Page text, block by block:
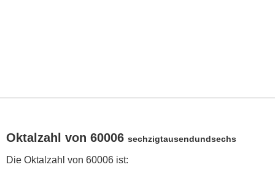
Oktalzahl von 60006 sechzigtausendundsechs
Die Oktalzahl von 60006 ist: